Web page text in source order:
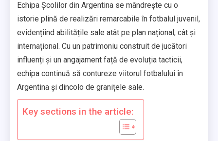
Echipa Școlilor din Argentina se mândrește cu o
istorie plină de realizări remarcabile în fotbalul juvenil,
evidențiind abilitățile sale atât pe plan național, cât și
internațional. Cu un patrimoniu construit de jucători
influenți și un angajament față de evoluția tacticii,
echipa continuă să contureze viitorul fotbalului în
Argentina și dincolo de granițele sale.
Key sections in the article: